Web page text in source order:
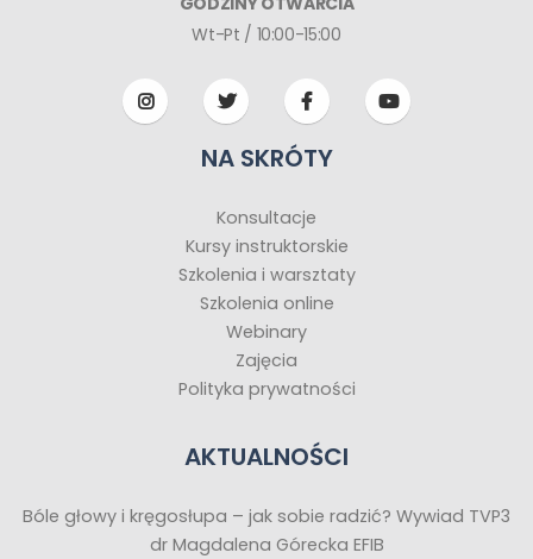
Wt-Pt / 10:00-15:00
NA SKRÓTY
Konsultacje
Kursy instruktorskie
Szkolenia i warsztaty
Szkolenia online
Webinary
Zajęcia
Polityka prywatności
AKTUALNOŚCI
Bóle głowy i kręgosłupa – jak sobie radzić? Wywiad TVP3
dr Magdalena Górecka EFIB